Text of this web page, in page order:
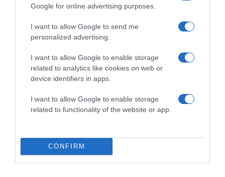
Google for online advertising purposes.
I want to allow Google to send me
personalized advertising.
I want to allow Google to enable storage
related to analytics like cookies on web or
device identifiers in apps.
I want to allow Google to enable storage
related to functionality of the website or app.
CONFIRM
2026-08-10.